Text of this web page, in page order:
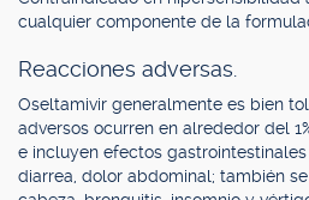
cualquier componente de la
Reacciones adversas.
Oseltamivir generalmente es bien
adversos ocurren en alrededor del
e incluyen efectos gastrointestinales
diarrea, dolor abdominal; también